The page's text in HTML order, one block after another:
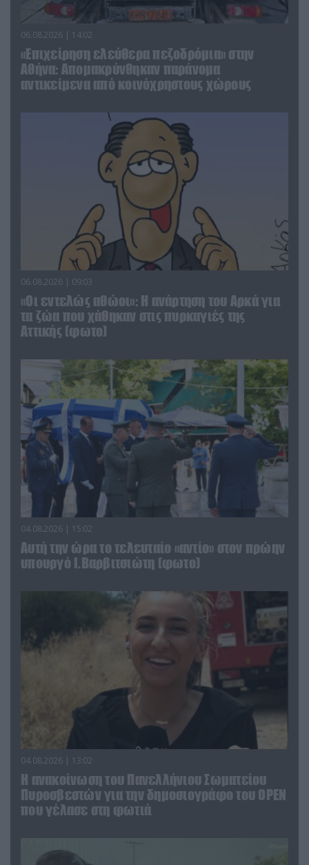
06.08.2026 | 14:02
«Επιχείρηση ελεύθερα πεζοδρόμια» στην
Αθήνα: Απομακρύνθηκαν παράνομα
αντικείμενα από κοινόχρηστους χώρους
06.08.2026 | 09:03
«Οι εντελώς αθώοι»: Η ανάρτηση του Αρκά για
τα ζώα που χάθηκαν στις πυρκαγιές της
Αττικής (φωτο)
04.08.2026 | 15:02
Αυτή την ώρα το τελευταίο «αντίο» στον πρώην
υπουργό Ι.Βαρβιτσιώτη (φωτο)
04.08.2026 | 13:02
Η ανακοίνωση του Πανελλήνιου Σωματείου
Πυροσβεστών για την δημοσιογράφο του OPEN
που γέλασε στη φωτιά